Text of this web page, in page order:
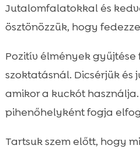
Jutalomfalatokkal és
ösztönözzük, hogy
Pozitív élmények
szoktatásnál. Dicsérjük és
amikor a kuckót
pihenőhelyként fogja
Tartsuk szem előtt, hogy